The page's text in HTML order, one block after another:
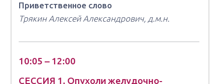
Приветственное слово
Трякин Алексей Александрович, д.м.н.
10:05 – 12:00
СЕССИЯ 1. Опухоли желудочно-